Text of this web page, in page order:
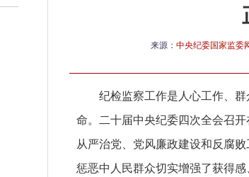
来源： 中央纪委国家监委
纪检监察工作是人心工作、
命。二十届中央纪委四次全会召
从严治党、党风廉政建设和反腐
惩恶中人民群众切实增强了获得